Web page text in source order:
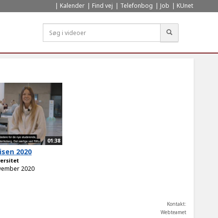
Kalender Find vej Telefonbog Job KUnet
01:38
2020
2020
Kontakt:
Webteamet